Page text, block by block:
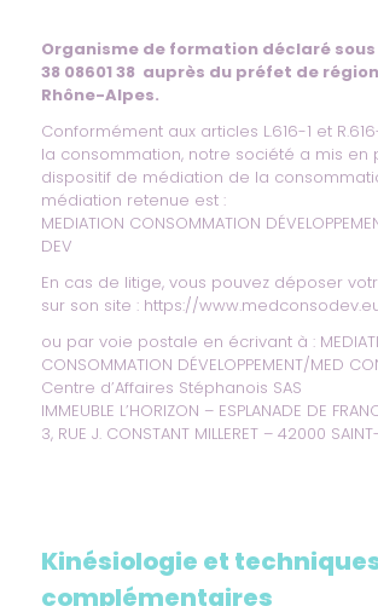
Organisme de formation déclaré sous
38 08601 38 auprès du préfet de
Rhône-Alpes.
Conformément aux articles L.616-1 et
la consommation, notre société a mis en
dispositif de médiation de la
médiation retenue est :
MEDIATION CONSOMMATION
DEV
En cas de litige, vous pouvez déposer
sur son site : https://
ou par voie postale en écrivant à :
CONSOMMATION DÉVELOPPEMENT/MED
Centre d’Affaires Stéphanois SAS
IMMEUBLE L’HORIZON – ESPLANADE DE
3, RUE J. CONSTANT MILLERET – 42000
Kinésiologie et
complémentaires